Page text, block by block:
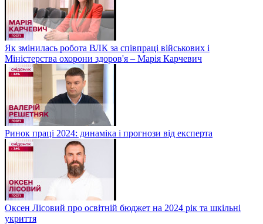
Як змінилась робота ВЛК за співпраці військових і
Міністерства охорони здоров'я – Марія Карчевич
Ринок праці 2024: динаміка і прогнози від експерта
Оксен Лісовий про освітній бюджет на 2024 рік та шкільні
укриття